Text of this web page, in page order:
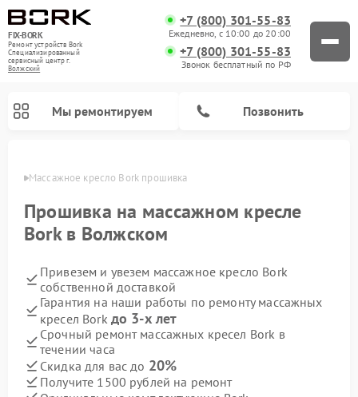
FIX-BORK
Ремонт устройств Bork
Специализированный
cервисный центр г.
Волжский
+7 (800) 301-55-83
Ежедневно, с 10:00 до 20:00
+7 (800) 301-55-83
Звонок бесплатный по РФ
Мы ремонтируем Позвонить
Массажное кресло Bork прошивка
Прошивка на массажном кресле
Bork в Волжском
Привезем и увезем массажное кресло Bork
собственной доставкой
Гарантия на наши работы по ремонту массажных
кресел Bork до 3-х лет
Срочный ремонт массажных кресел Bork в
течении часа
Скидка для вас до 20%
Получите 1500 рублей на ремонт